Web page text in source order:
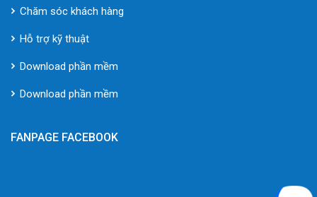
Chăm sóc khách hàng
Hỗ trợ kỹ thuật
Download phần mềm
Download phần mềm
FANPAGE FACEBOOK